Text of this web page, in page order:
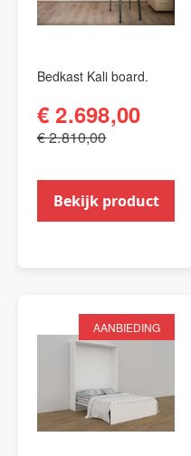
Bedkast Kali board.
€ 2.698,00
€ 2.810,00
Bekijk product
AANBIEDING